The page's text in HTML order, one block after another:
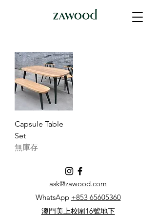
Capsule Table
Set
無庫存
ask@zawood.com
WhatsApp +853 65605360
澳門美上校圍16號地下